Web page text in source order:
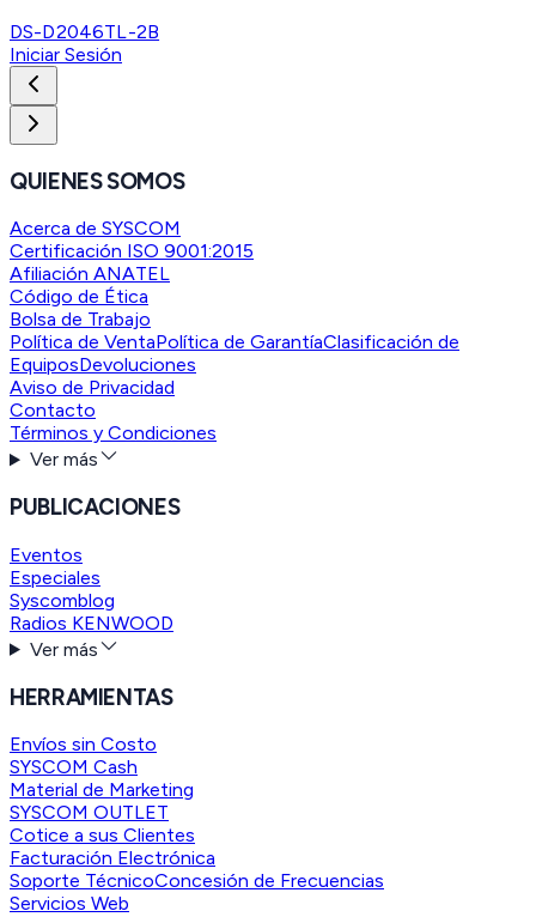
DS-D2046TL-2B
Iniciar Sesión
QUIENES SOMOS
Acerca de SYSCOM
Certificación ISO 9001:2015
Afiliación ANATEL
Código de Ética
Bolsa de Trabajo
Política de VentaPolítica de GarantíaClasificación de
EquiposDevoluciones
Aviso de Privacidad
Contacto
Términos y Condiciones
Ver más
PUBLICACIONES
Eventos
Especiales
Syscomblog
Radios KENWOOD
Ver más
HERRAMIENTAS
Envíos sin Costo
SYSCOM Cash
Material de Marketing
SYSCOM OUTLET
Cotice a sus Clientes
Facturación Electrónica
Soporte TécnicoConcesión de Frecuencias
Servicios Web